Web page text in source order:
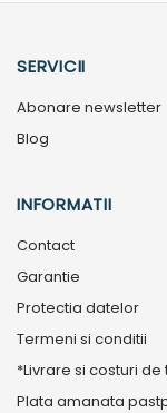
SERVICII
Abonare newsletter
Blog
INFORMATII
Contact
Garantie
Protectia datelor
Termeni si conditii
*Livrare si costuri
Plata amanata